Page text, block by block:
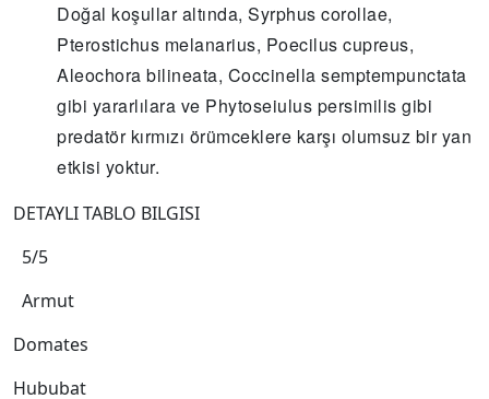
Doğal koşullar altında, Syrphus corollae,
Pterostichus melanarius, Poecilus cupreus,
Aleochora bilineata, Coccinella semptempunctata
gibi yararlılara ve Phytoseiulus persimilis gibi
predatör kırmızı örümceklere karşı olumsuz bir yan
etkisi yoktur.
DETAYLI TABLO BILGISI
5/5
Armut
Domates
Hububat